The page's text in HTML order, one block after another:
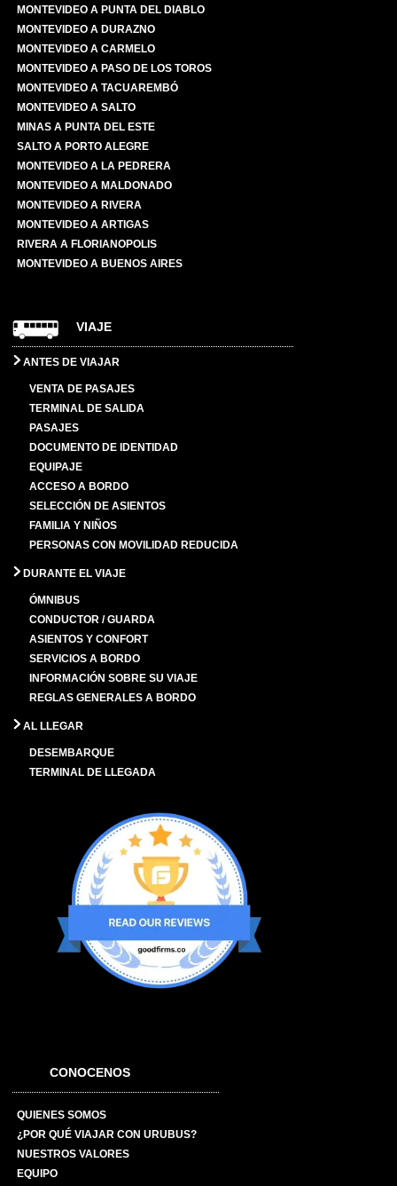
MONTEVIDEO A PUNTA DEL DIABLO
MONTEVIDEO A DURAZNO
MONTEVIDEO A CARMELO
MONTEVIDEO A PASO DE LOS TOROS
MONTEVIDEO A TACUAREMBÓ
MONTEVIDEO A SALTO
MINAS A PUNTA DEL ESTE
SALTO A PORTO ALEGRE
MONTEVIDEO A LA PEDRERA
MONTEVIDEO A MALDONADO
MONTEVIDEO A RIVERA
MONTEVIDEO A ARTIGAS
RIVERA A FLORIANOPOLIS
MONTEVIDEO A BUENOS AIRES
VIAJE
ANTES DE VIAJAR
VENTA DE PASAJES
TERMINAL DE SALIDA
PASAJES
DOCUMENTO DE IDENTIDAD
EQUIPAJE
ACCESO A BORDO
SELECCIÓN DE ASIENTOS
FAMILIA Y NIÑOS
PERSONAS CON MOVILIDAD REDUCIDA
DURANTE EL VIAJE
ÓMNIBUS
CONDUCTOR / GUARDA
ASIENTOS Y CONFORT
SERVICIOS A BORDO
INFORMACIÓN SOBRE SU VIAJE
REGLAS GENERALES A BORDO
AL LLEGAR
DESEMBARQUE
TERMINAL DE LLEGADA
CONOCENOS
QUIENES SOMOS
¿POR QUÉ VIAJAR CON URUBUS?
NUESTROS VALORES
EQUIPO